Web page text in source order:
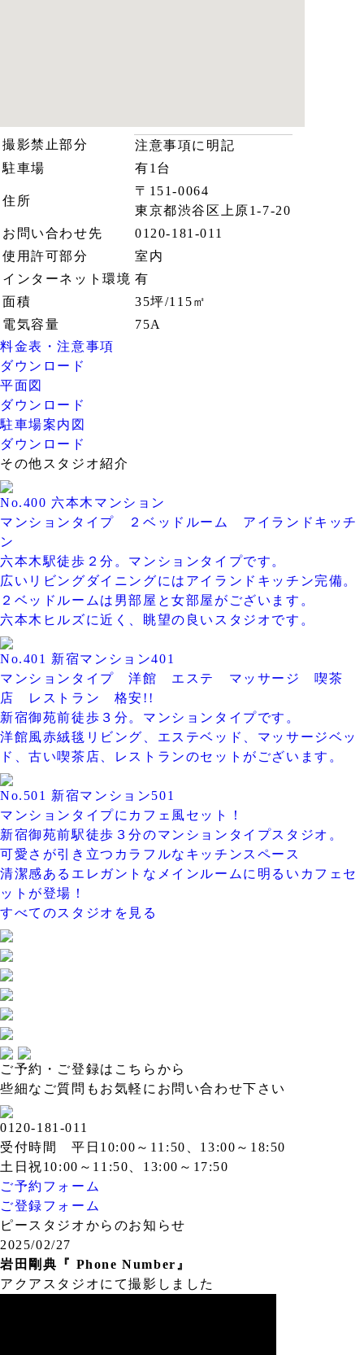
撮影禁止部分
注意事項に明記
駐車場
有1台
住所
〒151-0064
東京都渋谷区上原1-7-20
お問い合わせ先
0120-181-011
使用許可部分
室内
インターネット環境 有
面積
35坪/115㎡
電気容量
75A
料金表・注意事項
ダウンロード
平面図
ダウンロード
駐車場案内図
ダウンロード
その他スタジオ紹介
No.400 六本木マンション
マンションタイプ ２ベッドルーム アイランドキッチ
ン
六本木駅徒歩２分。マンションタイプです。
広いリビングダイニングにはアイランドキッチン完備。
２ベッドルームは男部屋と女部屋がございます。
六本木ヒルズに近く、眺望の良いスタジオです。
No.401 新宿マンション401
マンションタイプ 洋館 エステ マッサージ 喫茶
店 レストラン 格安!!
新宿御苑前徒歩３分。マンションタイプです。
洋館風赤絨毯リビング、エステベッド、マッサージベッ
ド、古い喫茶店、レストランのセットがございます。
No.501 新宿マンション501
マンションタイプにカフェ風セット！
新宿御苑前駅徒歩３分のマンションタイプスタジオ。
可愛さが引き立つカラフルなキッチンスペース
清潔感あるエレガントなメインルームに明るいカフェセ
ットが登場！
すべてのスタジオを見る
ご予約・ご登録はこちらから
些細なご質問もお気軽にお問い合わせ下さい
0120-181-011
受付時間 平日10:00～11:50、13:00～18:50
土日祝10:00～11:50、13:00～17:50
ご予約フォーム
ご登録フォーム
ピースタジオからのお知らせ
2025/02/27
岩田剛典『 Phone Number』
アクアスタジオにて撮影しました